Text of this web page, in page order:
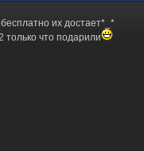
их достает*_*
только что подарили